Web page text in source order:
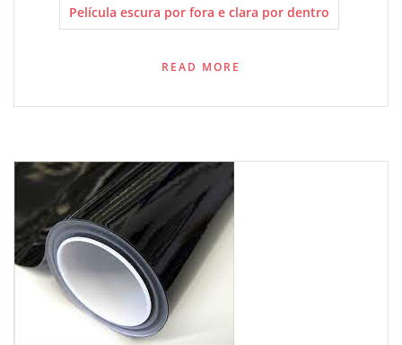
Película escura por fora e clara por dentro
READ MORE